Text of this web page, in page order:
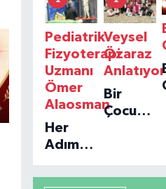
Pediatrik
Fizyoterapi
Uzmanı
Ömer
Alaosman
Her
Adım
Umut:
Veysel
Özaraz
Anlatıyor
Bir
Çocuğun
Yolculuğu